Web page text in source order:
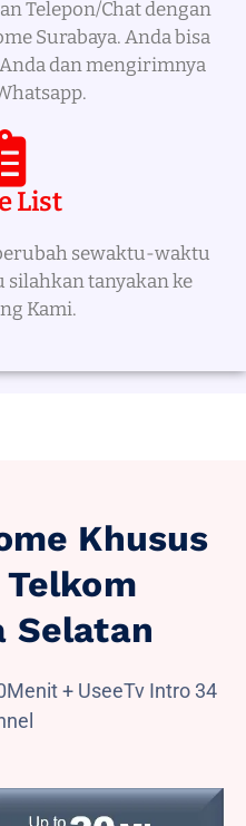
Telepon/Chat dengan
Surabaya. Anda bisa
dan mengirimnya
List
sewaktu-waktu
tanyakan ke
Kami.
Khusus
Selatan
+ UseeTv Intro 34